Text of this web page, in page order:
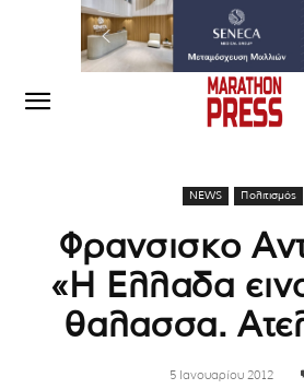
NEWS Πολιτισμός
Φρανσισκο
«Η Ελλαδα
θαλασσα.
5 Ιανουαρίου 2012